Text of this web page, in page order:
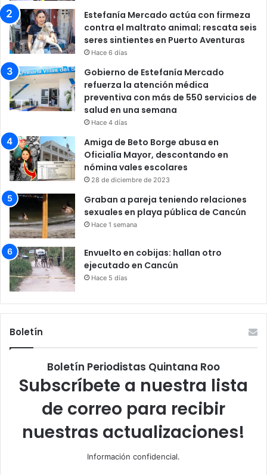
Estefanía Mercado actúa con firmeza
contra el maltrato animal; rescata seis
seres sintientes en Puerto Aventuras
Hace 6 días
Gobierno de Estefanía Mercado
refuerza la atención médica
preventiva con más de 550 servicios de
salud en una semana
Hace 4 días
Amiga de Beto Borge abusa en
Oficialía Mayor, descontando en
nómina vales escolares
28 de diciembre de 2023
Graban a pareja teniendo relaciones
sexuales en playa pública de Cancún
Hace 1 semana
Envuelto en cobijas: hallan otro
ejecutado en Cancún
Hace 5 días
Boletín
Boletín Periodistas Quintana Roo
Subscríbete a nuestra lista
de correo para recibir
nuestras actualizaciones!
Información confidencial.